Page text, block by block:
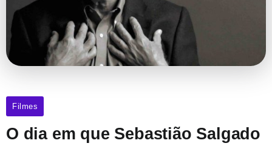
Filmes
O dia em que Sebastião Salgado